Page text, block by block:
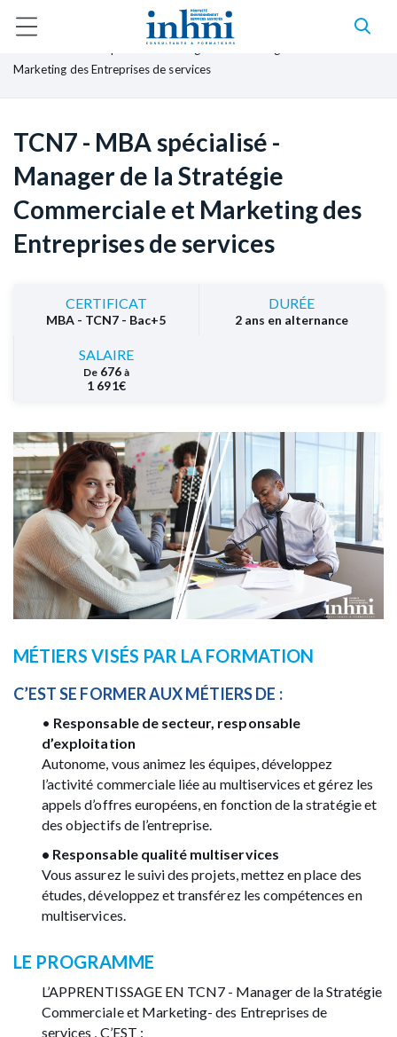
F
i
d
i
a
n
e
Accueil
Formation Alternance
TCN7 - MBA spécialisé - Manager de la Stratégie Commerciale et
Marketing des Entreprises de services
TCN7 - MBA spécialisé -
Manager de la Stratégie
Commerciale et Marketing des
Entreprises de services
CERTIFICAT
MBA - TCN7 - Bac+5
DURÉE
2 ans en alternance
SALAIRE
De676à
1 691€
MÉTIERS VISÉS PAR LA FORMATION
C’EST SE FORMER AUX MÉTIERS DE :
• Responsable de secteur, responsable
d’exploitation
Autonome, vous animez les équipes, développez
l’activité commerciale liée au multiservices et gérez les
appels d’offres européens, en fonction de la stratégie et
des objectifs de l’entreprise.
• Responsable qualité multiservices
Vous assurez le suivi des projets, mettez en place des
études, développez et transférez les compétences en
multiservices.
LE PROGRAMME
L’APPRENTISSAGE EN TCN7 - Manager de la Stratégie
Commerciale et Marketing- des Entreprises de
services , C’EST :